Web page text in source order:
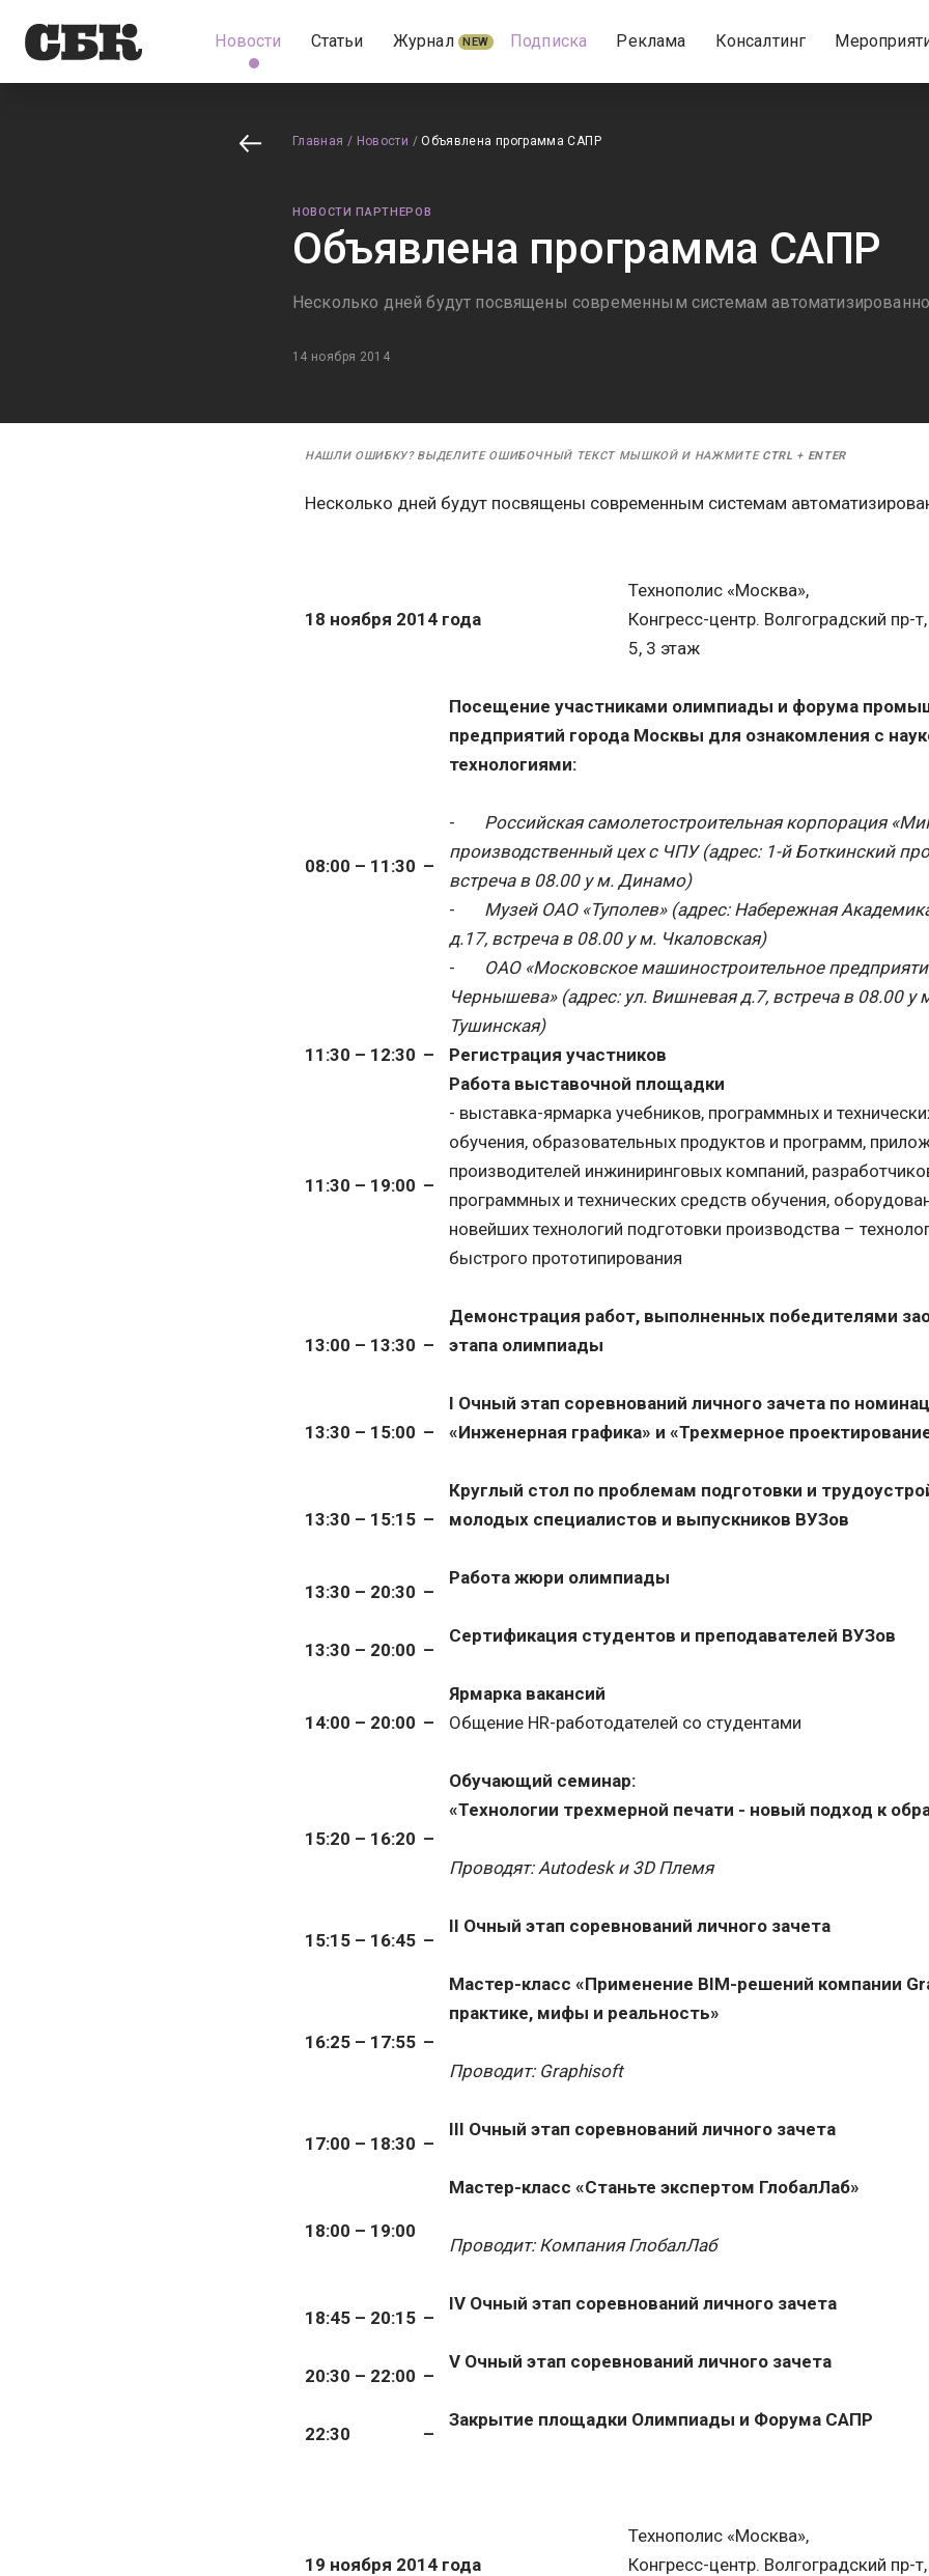
Новости Статьи Журнал NEW Подписка Реклама Консалтинг
Главная / Новости / Объявлена программа САПР
НОВОСТИ ПАРТНЕРОВ
Объявлена программа САПР
Несколько дней будут посвящены современным системам
14 ноября 2014
НАШЛИ ОШИБКУ? ВЫДЕЛИТЕ ОШИБОЧНЫЙ ТЕКСТ МЫШКОЙ И НАЖМИТЕ CTRL + ENTER
Несколько дней будут посвящены современным системам
18 ноября 2014 года
Технополис «Москва»,
Конгресс-центр. Волгоградский пр-
5, 3 этаж
08:00 – 11:30 –
Посещение участниками олимпиады и форума
предприятий города Москвы для ознакомления с
технологиями:
- Российская самолетостроительная корпорация
производственный цех с ЧПУ (адрес: 1-й Боткинский
встреча в 08.00 у м. Динамо)
- Музей ОАО «Туполев» (адрес: Набережная
д.17, встреча в 08.00 у м. Чкаловская)
- ОАО «Московское машиностроительное
Чернышева» (адрес: ул. Вишневая д.7, встреча в 08.00 у
Тушинская)
11:30 – 12:30 – Регистрация участников
11:30 – 19:00 –
Работа выставочной площадки
- выставка-ярмарка учебников, программных и
обучения, образовательных продуктов и программ,
производителей инжиниринговых компаний,
программных и технических средств обучения,
новейших технологий подготовки производства –
быстрого прототипирования
13:00 – 13:30 –
Демонстрация работ, выполненных победителями
этапа олимпиады
13:30 – 15:00 –
I Очный этап соревнований личного зачета по
«Инженерная графика» и «Трехмерное
13:30 – 15:1 5 –
Круглый стол по проблемам подготовки и
молодых специалистов и выпускников ВУЗов
13:30 – 20:30 –
Работа жюри олимпиады
13:30 – 20:00 –
Сертификация студентов и преподавателей ВУЗов
14:00 – 20:00 –
Ярмарка вакансий
Общение HR-работодателей со студентами
15:20 – 16:20 –
Обучающий семинар:
«Технологии трехмерной печати - новый подход к
Проводят: Autodesk и 3D Племя
15:15 – 16:45 –
II Очный этап соревнований личного зачета
16:25 – 17:55 –
Мастер-класс «Применение BIM-решений компании
практике, мифы и реальность»
Проводит: Graphisoft
17:00 – 18:30 –
III Очный этап соревнований личного зачета
18:00 – 19:00
Мастер-класс «Станьте экспертом ГлобалЛаб»
Проводит: Компания ГлобалЛаб
18:45 – 20:15 –
IV Очный этап соревнований личного зачета
20:30 – 22:00 –
V Очный этап соревнований личного зачета
22:30 –
Закрытие площадки Олимпиады и Форума САПР
19 ноября 2014 года
Технополис «Москва»,
Конгресс-центр. Волгоградский пр-